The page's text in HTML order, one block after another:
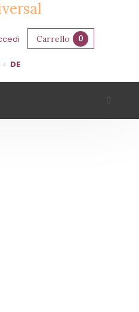
Carrello 0
DE